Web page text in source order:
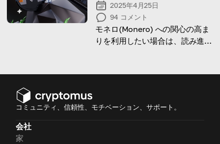
2025年4月25日
94 コメント
モネロ(Monero) への関心の高ま
りを利用したい場合は、読み進め
コミュニティ、信頼性、モチベーション、サポート。
会社
家